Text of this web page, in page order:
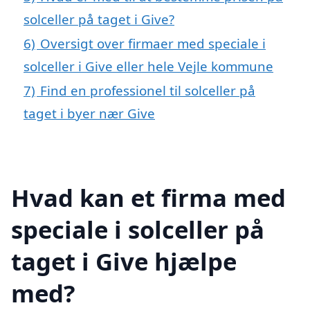
solceller på taget i Give?
6) Oversigt over firmaer med speciale i
solceller i Give eller hele Vejle kommune
7) Find en professionel til solceller på
taget i byer nær Give
Hvad kan et firma med
speciale i solceller på
taget i Give hjælpe
med?